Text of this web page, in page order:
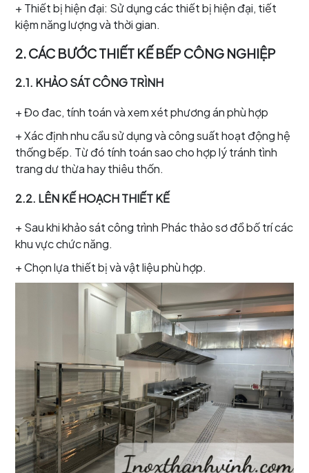
+ Thiết bị hiện đại: Sử dụng các thiết bị hiện đại, tiết
kiệm năng lượng và thời gian.
2. CÁC BƯỚC THIẾT KẾ BẾP CÔNG NGHIỆP
2.1. KHẢO SÁT CÔNG TRÌNH
+ Đo đac, tính toán và xem xét phương án phù hợp
+ Xác định nhu cầu sử dụng và công suất hoạt động hệ
thống bếp. Từ đó tính toán sao cho hợp lý tránh tình
trang dư thừa hay thiêu thốn.
2.2. LÊN KẾ HOẠCH THIẾT KẾ
+ Sau khi khảo sát công trình Phác thảo sơ đồ bố trí các
khu vực chức năng.
+ Chọn lựa thiết bị và vật liệu phù hợp.